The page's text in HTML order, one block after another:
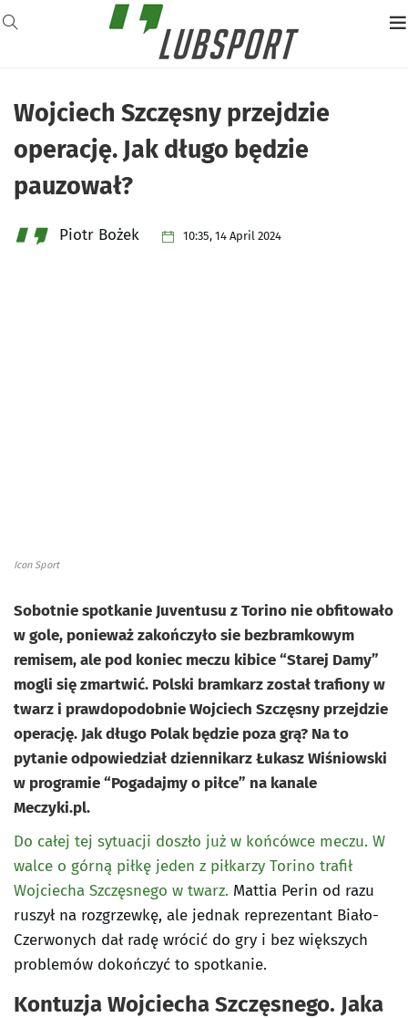
Wojciech Szczęsny przejdzie
operację. Jak długo będzie
pauzował?
Piotr Bożek 10:35, 14 April 2024
Icon Sport
Sobotnie spotkanie Juventusu z Torino nie obfitowało
w gole, ponieważ zakończyło sie bezbramkowym
remisem, ale pod koniec meczu kibice “Starej Damy”
mogli się zmartwić. Polski bramkarz został trafiony w
twarz i prawdopodobnie Wojciech Szczęsny przejdzie
operację. Jak długo Polak będzie poza grą? Na to
pytanie odpowiedział dziennikarz Łukasz Wiśniowski
w programie “Pogadajmy o piłce” na kanale
Meczyki.pl.
Do całej tej sytuacji doszło już w końcówce meczu. W
walce o górną piłkę jeden z piłkarzy Torino trafił
Wojciecha Szczęsnego w twarz. Mattia Perin od razu
ruszył na rozgrzewkę, ale jednak reprezentant Biało-
Czerwonych dał radę wrócić do gry i bez większych
problemów dokończyć to spotkanie.
Kontuzja Wojciecha Szczęsnego. Jaka